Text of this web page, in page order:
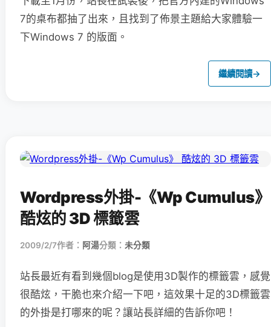
7的桌布都抽了出來，且找到了佈景主題給大家體驗一
下Windows 7 的版面。
繼續閱讀→
Wordpress外掛-《Wp Cumulus》
酷炫的 3D 標籤雲
2009/2/7作者： 阿湯分類： 未分類
站長最近有看到幾個blog是使用3D製作的標籤雲，感覺
很酷炫，干脆也來介紹一下吧，這效果十足的3D標籤雲
的外掛是打哪來的呢？讓站長詳細的告訴你吧！